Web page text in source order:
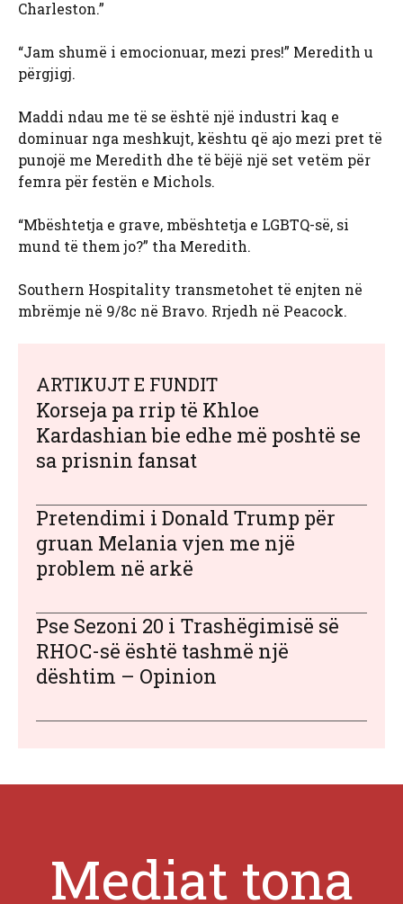
Charleston.”
“Jam shumë i emocionuar, mezi pres!” Meredith u
përgjigj.
Maddi ndau me të se është një industri kaq e
dominuar nga meshkujt, kështu që ajo mezi pret të
punojë me Meredith dhe të bëjë një set vetëm për
femra për festën e Michols.
“Mbështetja e grave, mbështetja e LGBTQ-së, si
mund të them jo?” tha Meredith.
Southern Hospitality transmetohet të enjten në
mbrëmje në 9/8c në Bravo. Rrjedh në Peacock.
ARTIKUJT E FUNDIT
Korseja pa rrip të Khloe
Kardashian bie edhe më poshtë se
sa prisnin fansat
Pretendimi i Donald Trump për
gruan Melania vjen me një
problem në arkë
Pse Sezoni 20 i Trashëgimisë së
RHOC-së është tashmë një
dështim – Opinion
Mediat tona